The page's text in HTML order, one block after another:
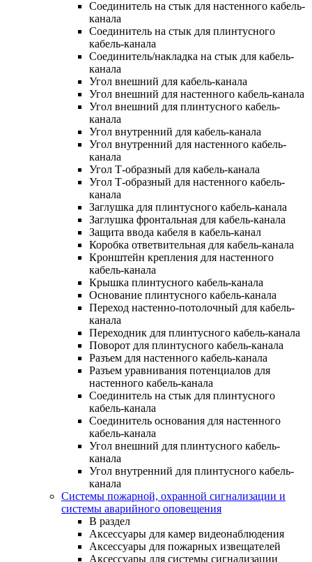
Соединитель на стык для настенного кабель-
канала
Соединитель на стык для плинтусного
кабель-канала
Соединитель/накладка на стык для кабель-
канала
Угол внешний для кабель-канала
Угол внешний для настенного кабель-канала
Угол внешний для плинтусного кабель-
канала
Угол внутренний для кабель-канала
Угол внутренний для настенного кабель-
канала
Угол Т-образный для кабель-канала
Угол Т-образный для настенного кабель-
канала
Заглушка для плинтусного кабель-канала
Заглушка фронтальная для кабель-канала
Защита ввода кабеля в кабель-канал
Коробка ответвительная для кабель-канала
Кронштейн крепления для настенного
кабель-канала
Крышка плинтусного кабель-канала
Основание плинтусного кабель-канала
Переход настенно-потолочный для кабель-
канала
Переходник для плинтусного кабель-канала
Поворот для плинтусного кабель-канала
Разъем для настенного кабель-канала
Разъем уравнивания потенциалов для
настенного кабель-канала
Соединитель на стык для плинтусного
кабель-канала
Соединитель основания для настенного
кабель-канала
Угол внешний для плинтусного кабель-
канала
Угол внутренний для плинтусного кабель-
канала
Системы пожарной, охранной сигнализации и
системы аварийного оповещения
В раздел
Аксессуары для камер видеонаблюдения
Аксессуары для пожарных извещателей
Аксессуары для системы сигнализации